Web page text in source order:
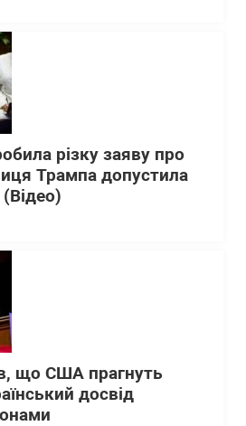
різку заяву про
Трампа допустила
що США прагнуть
досвід